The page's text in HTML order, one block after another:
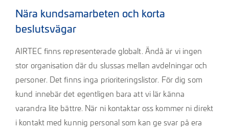
Nära kundsamarbeten och korta
beslutsvägar
AIRTEC finns representerade globalt. Ändå är vi ingen
stor organisation där du slussas mellan avdelningar och
personer. Det finns inga prioriteringslistor. För dig som
kund innebär det egentligen bara att vi lär känna
varandra lite bättre. När ni kontaktar oss kommer ni direkt
i kontakt med kunnig personal som kan ge svar på era